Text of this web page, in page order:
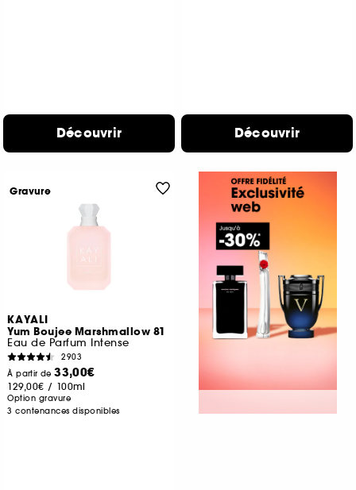
Découvrir Découvrir
KAYALI
Yum Boujee Marshmallow 81
Eau de Parfum Intense
2903
À partir de33,00€
129,00€ / 100ml
Option gravure
3 contenances disponibles
Gravure